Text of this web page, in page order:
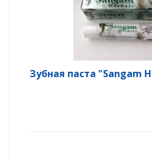
Зубная паста "Sangam